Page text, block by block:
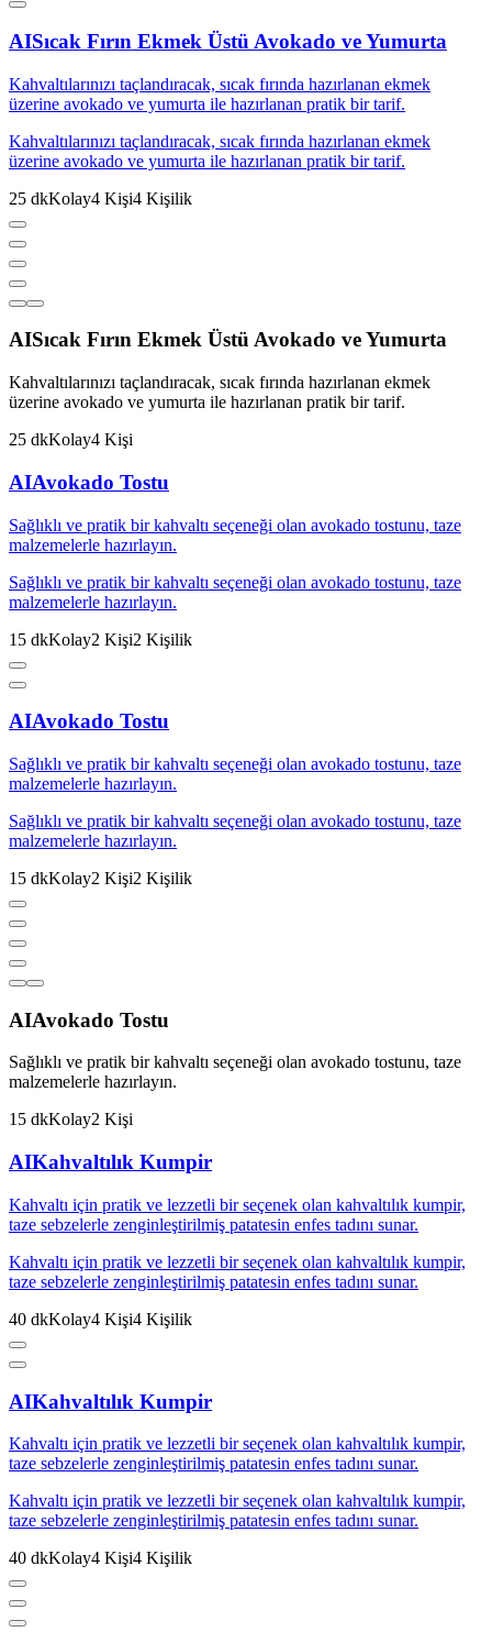
AISıcak Fırın Ekmek Üstü Avokado ve Yumurta
Kahvaltılarınızı taçlandıracak, sıcak fırında hazırlanan ekmek
üzerine avokado ve yumurta ile hazırlanan pratik bir tarif.
Kahvaltılarınızı taçlandıracak, sıcak fırında hazırlanan ekmek
üzerine avokado ve yumurta ile hazırlanan pratik bir tarif.
25 dkKolay4 Kişi4 Kişilik
AISıcak Fırın Ekmek Üstü Avokado ve Yumurta
Kahvaltılarınızı taçlandıracak, sıcak fırında hazırlanan ekmek
üzerine avokado ve yumurta ile hazırlanan pratik bir tarif.
25 dkKolay4 Kişi
AIAvokado Tostu
Sağlıklı ve pratik bir kahvaltı seçeneği olan avokado tostunu, taze
malzemelerle hazırlayın.
Sağlıklı ve pratik bir kahvaltı seçeneği olan avokado tostunu, taze
malzemelerle hazırlayın.
15 dkKolay2 Kişi2 Kişilik
AIAvokado Tostu
Sağlıklı ve pratik bir kahvaltı seçeneği olan avokado tostunu, taze
malzemelerle hazırlayın.
Sağlıklı ve pratik bir kahvaltı seçeneği olan avokado tostunu, taze
malzemelerle hazırlayın.
15 dkKolay2 Kişi2 Kişilik
AIAvokado Tostu
Sağlıklı ve pratik bir kahvaltı seçeneği olan avokado tostunu, taze
malzemelerle hazırlayın.
15 dkKolay2 Kişi
AIKahvaltılık Kumpir
Kahvaltı için pratik ve lezzetli bir seçenek olan kahvaltılık kumpir,
taze sebzelerle zenginleştirilmiş patatesin enfes tadını sunar.
Kahvaltı için pratik ve lezzetli bir seçenek olan kahvaltılık kumpir,
taze sebzelerle zenginleştirilmiş patatesin enfes tadını sunar.
40 dkKolay4 Kişi4 Kişilik
AIKahvaltılık Kumpir
Kahvaltı için pratik ve lezzetli bir seçenek olan kahvaltılık kumpir,
taze sebzelerle zenginleştirilmiş patatesin enfes tadını sunar.
Kahvaltı için pratik ve lezzetli bir seçenek olan kahvaltılık kumpir,
taze sebzelerle zenginleştirilmiş patatesin enfes tadını sunar.
40 dkKolay4 Kişi4 Kişilik